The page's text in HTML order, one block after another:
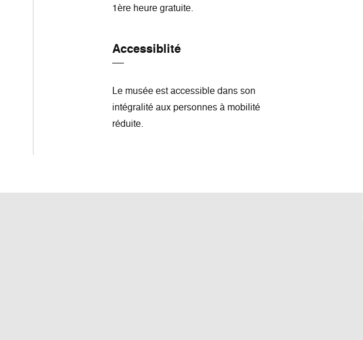
1ère heure gratuite.
Accessiblité
Le musée est accessible dans son
intégralité aux personnes à mobilité
réduite.